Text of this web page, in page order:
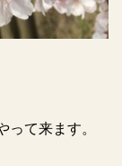
て来ます。